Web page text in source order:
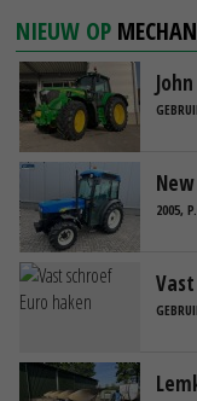
NIEUW OP
2005,